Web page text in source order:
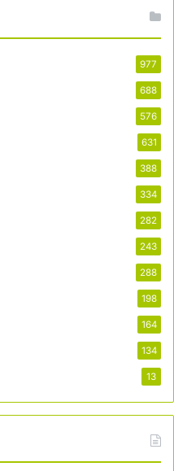
977
688
576
631
388
334
282
243
288
198
164
134
13